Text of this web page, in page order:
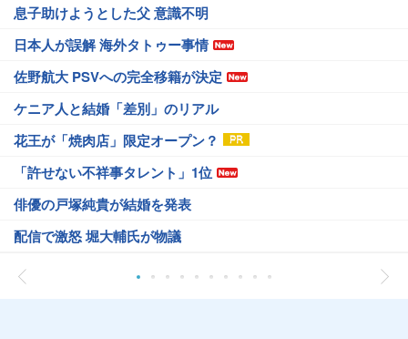
息子助けようとした父 意識不明
日本人が誤解 海外タトゥー事情
佐野航大 PSVへの完全移籍が決定
ケニア人と結婚「差別」のリアル
花王が「焼肉店」限定オープン？
「許せない不祥事タレント」1位
俳優の戸塚純貴が結婚を発表
配信で激怒 堀大輔氏が物議